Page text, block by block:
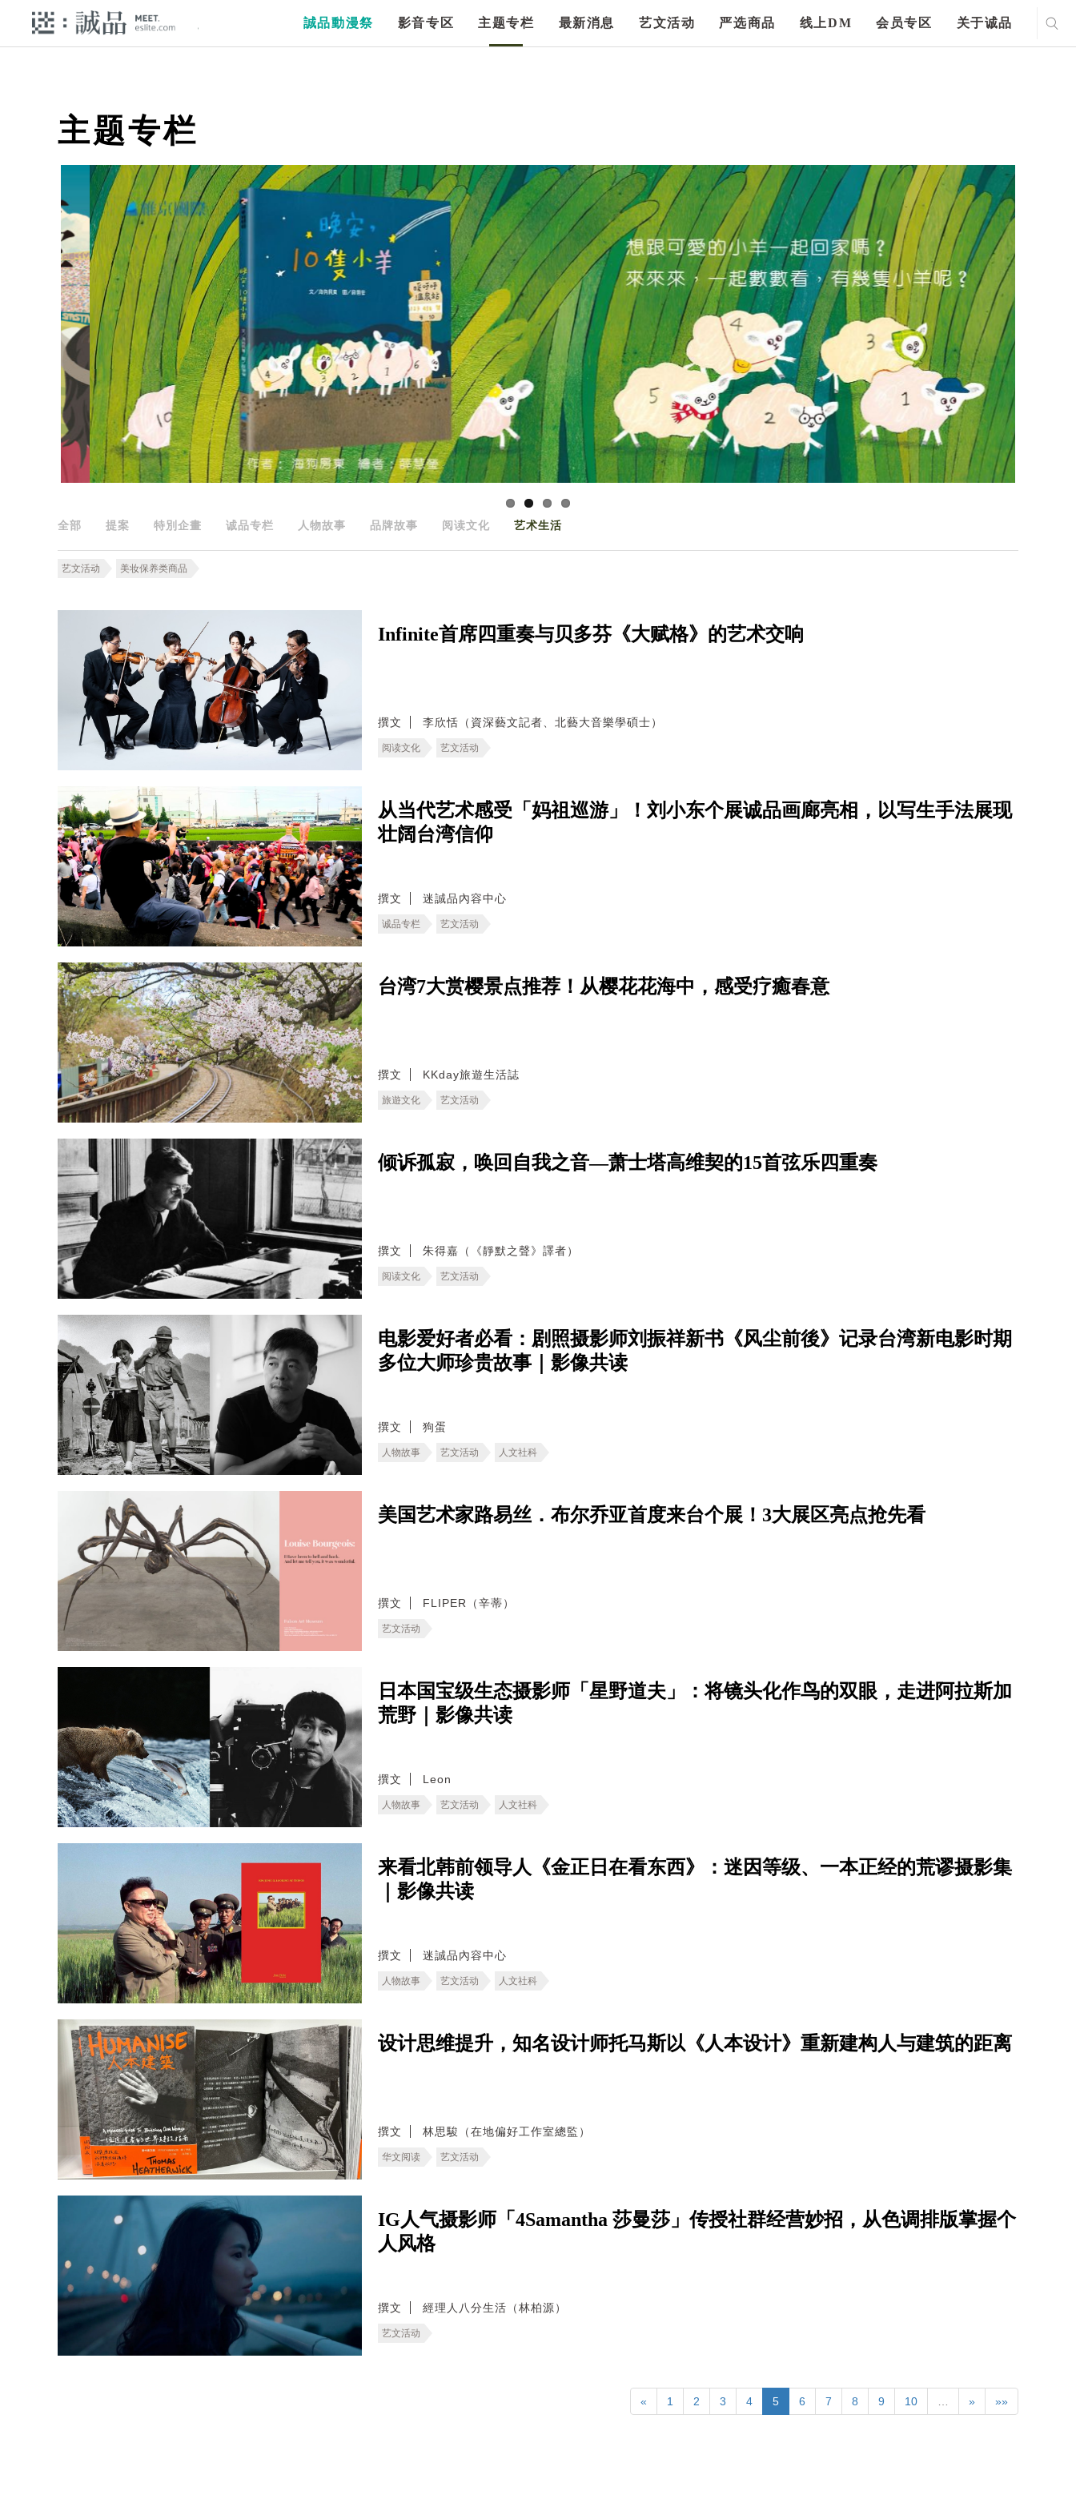
誠品動漫祭 影音专区 主题专栏 最新消息 艺文活动 严选商品 线上DM 会员专区 关于诚品
主题专栏
全部 提案 特別企畫 诚品专栏 人物故事 品牌故事 阅读文化 艺术生活
艺文活动 美妆保养类商品
Infinite首席四重奏与贝多芬《大赋格》的艺术交响
撰文 李欣恬（資深藝文記者、北藝大音樂學碩士）
阅读文化 艺文活动
从当代艺术感受「妈祖巡游」！刘小东个展诚品画廊亮相，以写生手法展现
壮阔台湾信仰
撰文 迷誠品內容中心
诚品专栏 艺文活动
台湾7大赏樱景点推荐！从樱花花海中，感受疗癒春意
撰文 KKday旅遊生活誌
旅遊文化 艺文活动
倾诉孤寂，唤回自我之音—萧士塔高维契的15首弦乐四重奏
撰文 朱得嘉（《靜默之聲》譯者）
阅读文化 艺文活动
电影爱好者必看：剧照摄影师刘振祥新书《风尘前後》记录台湾新电影时期
多位大师珍贵故事｜影像共读
撰文 狗蛋
人物故事 艺文活动 人文社科
美国艺术家路易丝．布尔乔亚首度来台个展！3大展区亮点抢先看
撰文 FLIPER（辛蒂）
艺文活动
日本国宝级生态摄影师「星野道夫」：将镜头化作鸟的双眼，走进阿拉斯加
荒野｜影像共读
撰文 Leon
人物故事 艺文活动 人文社科
来看北韩前领导人《金正日在看东西》：迷因等级、一本正经的荒谬摄影集
｜影像共读
撰文 迷誠品內容中心
人物故事 艺文活动 人文社科
设计思维提升，知名设计师托马斯以《人本设计》重新建构人与建筑的距离
撰文 林思駿（在地偏好工作室總監）
华文阅读 艺文活动
IG人气摄影师「4Samantha 莎曼莎」传授社群经营妙招，从色调排版掌握个
人风格
撰文 經理人八分生活（林柏源）
艺文活动
« 1 2 3 4 5 6 7 8 9 10 … » »»